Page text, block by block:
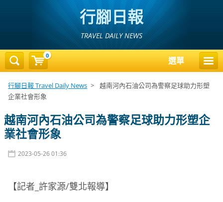
行腳日報
TRAVEL DAILY NEWS
選單
行腳日報 Travel Daily News >
越南河內石油公司為警察足球助力形塑
企業社會形象
越南河內石油公司為警察足球助力形塑企
業社會形象
2023-05-26 01:36
【記者_許家源/雙北報導】
0